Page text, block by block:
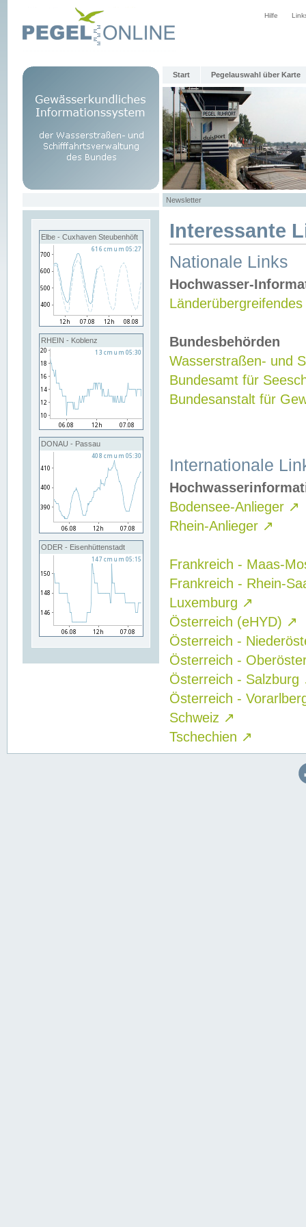
Hilfe
Start Pegelauswahl über Karte
Newsletter
Elbe - Cuxhaven Steubenhöft
RHEIN - Koblenz
DONAU - Passau
ODER - Eisenhüttenstadt
Interessante
Nationale Links
Hochwasser-
Bundesbehörden
Wasserstraßen- und
Bundesamt für
Bundesanstalt für
Internationale
Bodensee-Anlieger ↗
Rhein-Anlieger ↗
Frankreich - Maas-
Frankreich - Rhein-
Luxemburg ↗
Österreich (eHYD) ↗
Österreich -
Österreich -
Österreich - Salzburg
Österreich -
Schweiz ↗
Tschechien ↗